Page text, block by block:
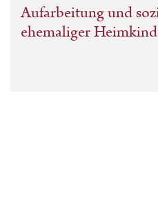
Aufarbeitung und
ehemaliger